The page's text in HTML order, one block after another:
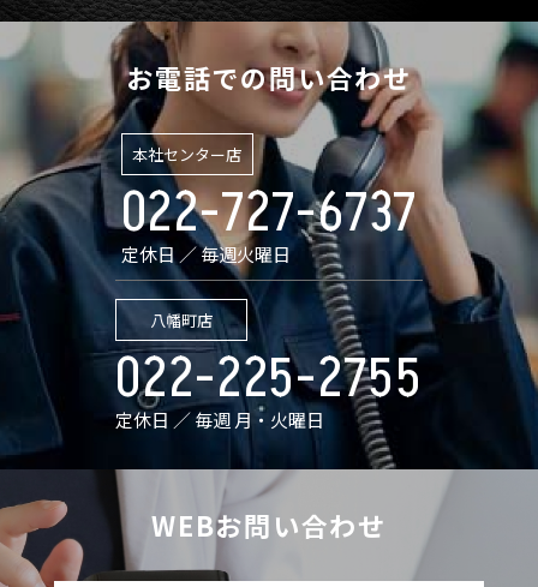
お電話での問い合わせ
本社センター店
022-727-6737
定休日 ／ 毎週火曜日
八幡町店
022-225-2755
定休日 ／ 毎週 月・火曜日
WEBお問い合わせ